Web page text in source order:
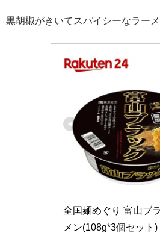
黒胡椒がきいてスパイシーなラーメ
全国麺めぐり 富山ブ
メン(108g*3個セット)